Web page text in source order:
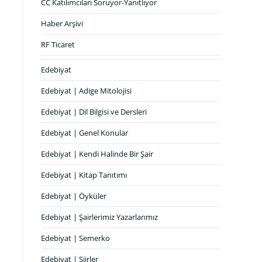
CC Katılımcıları Soruyor-Yanıtlıyor
Haber Arşivi
RF Ticaret
Edebiyat
Edebiyat | Adige Mitolojisi
Edebiyat | Dil Bilgisi ve Dersleri
Edebiyat | Genel Konular
Edebiyat | Kendi Halinde Bir Şair
Edebiyat | Kitap Tanıtımı
Edebiyat | Öyküler
Edebiyat | Şairlerimiz Yazarlarımız
Edebiyat | Semerko
Edebiyat | Şiirler